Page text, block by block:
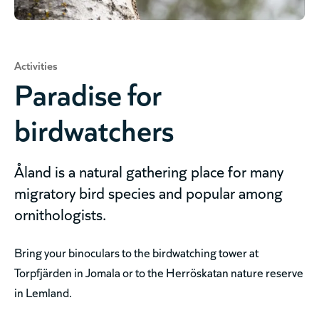
Activities
Paradise for
birdwatchers
Åland is a natural gathering place for many
migratory bird species and popular among
ornithologists.
Bring your binoculars to the birdwatching tower at
Torpfjärden in Jomala or to the Herröskatan nature reserve
in Lemland.